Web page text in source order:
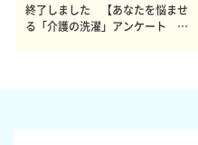
終了しました 【あなたを悩ませ
る「介護の洗濯」アンケート 体